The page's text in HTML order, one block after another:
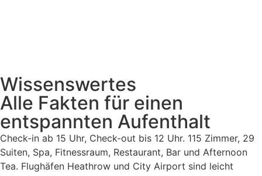
Wissenswertes
Alle Fakten für einen
entspannten Aufenthalt
Check-in ab 15 Uhr, Check-out bis 12 Uhr. 115 Zimmer, 29
Suiten, Spa, Fitnessraum, Restaurant, Bar und Afternoon
Tea. Flughäfen Heathrow und City Airport sind leicht